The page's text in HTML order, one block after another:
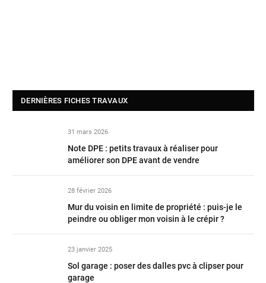
DERNIÈRES FICHES TRAVAUX
31 mars 2026
Note DPE : petits travaux à réaliser pour
améliorer son DPE avant de vendre
28 février 2026
Mur du voisin en limite de propriété : puis-je le
peindre ou obliger mon voisin à le crépir ?
23 janvier 2025
Sol garage : poser des dalles pvc à clipser pour
garage